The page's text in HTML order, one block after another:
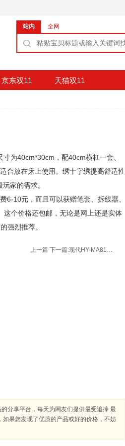
站内 全网
京东双11 天猫双11
为40cm*30cm，配40cm横杠一套、
合放在床上使用。绣十字绣提高舒适性
家的需求。
6-10元，而且可以获赠笔套、拆线器、
这个价格还包邮，无论是网上还是实体
强烈推荐。
上一篇 下一篇: 现代HY-MA81 带五笔字根键鼠套装，京东￥39包邮
分享平台，每天为网友们提供最受追捧 最
果您发现了优质的产品或好的价格，不妨